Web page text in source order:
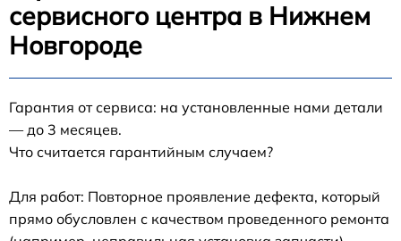
сервисного центра в Нижнем
Новгороде
Гарантия от сервиса: на установленные нами детали
— до 3 месяцев.
Что считается гарантийным случаем?
Для работ: Повторное проявление дефекта, который
прямо обусловлен с качеством проведенного ремонта